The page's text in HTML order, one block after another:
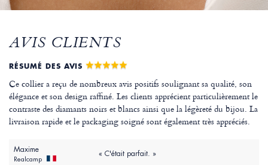
AVIS CLIENTS
RÉSUMÉ DES AVIS
Ce collier a reçu de nombreux avis positifs soulignant sa qualité, son
élégance et son design raffiné. Les clients apprécient particulièrement le
contraste des diamants noirs et blancs ainsi que la légèreté du bijou. La
livraison rapide et le packaging soigné sont également très appréciés.
Maxime
Realcamp
« C'était parfait. »